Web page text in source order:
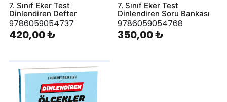
7. Sınıf Eker Test
Dinlendiren Defter
9786059054737
420,00 ₺
7. Sınıf Eker Test
Dinlendiren Soru Bankası
9786059054768
350,00 ₺